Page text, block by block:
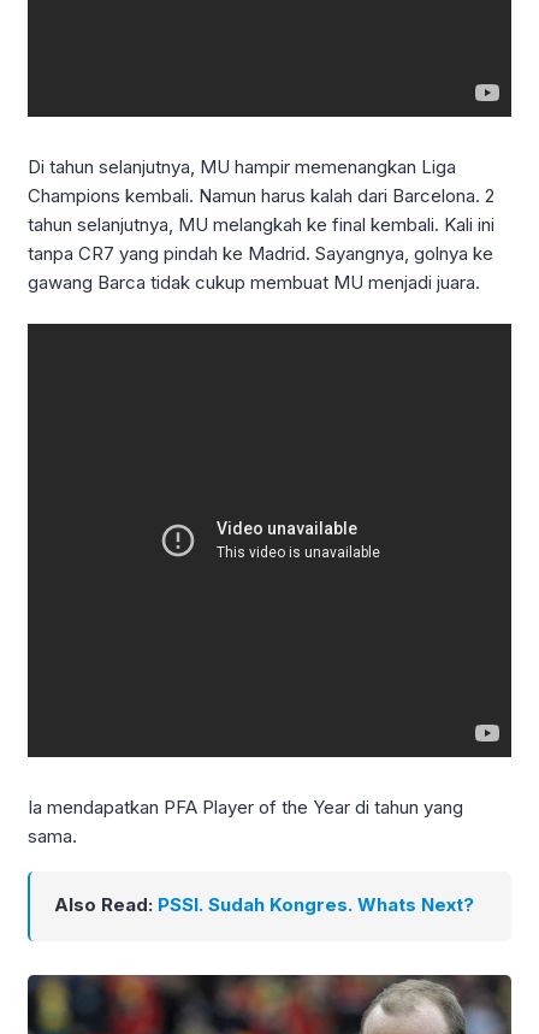
Di tahun selanjutnya, MU hampir memenangkan Liga
Champions kembali. Namun harus kalah dari Barcelona. 2
tahun selanjutnya, MU melangkah ke final kembali. Kali ini
tanpa CR7 yang pindah ke Madrid. Sayangnya, golnya ke
gawang Barca tidak cukup membuat MU menjadi juara.
Ia mendapatkan PFA Player of the Year di tahun yang
sama.
Also Read: PSSI. Sudah Kongres. Whats Next?